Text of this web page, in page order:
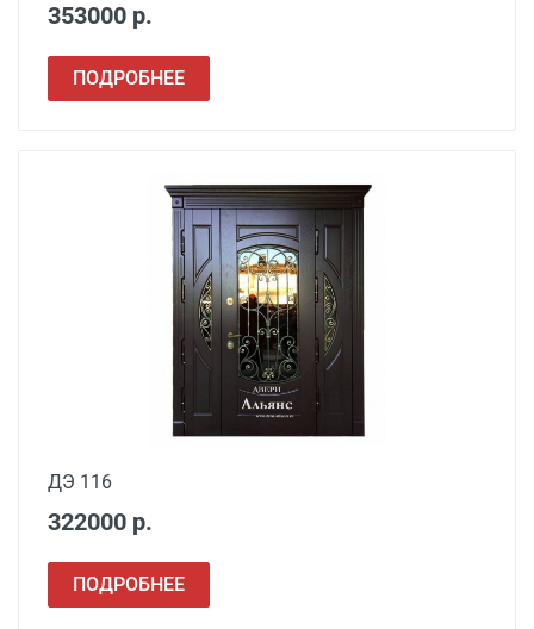
монтажной пеной
Расширение проема
353000 р.
ПОДРОБНЕЕ
ДЭ 116
322000 р.
ПОДРОБНЕЕ